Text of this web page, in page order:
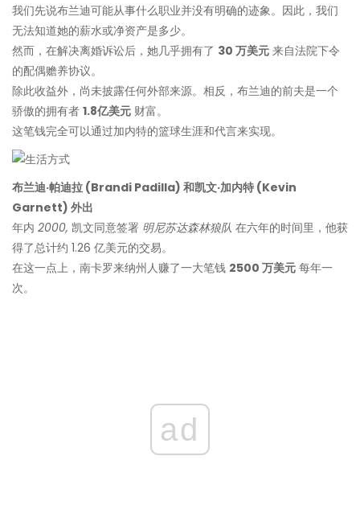
我们先说布兰迪可能从事什么职业并没有明确的迹象。因此，我们
无法知道她的薪水或净资产是多少。
然而，在解决离婚诉讼后，她几乎拥有了 30 万美元 来自法院下令
的配偶赡养协议。
除此收益外，尚未披露任何外部来源。相反，布兰迪的前夫是一个
骄傲的拥有者 1.8亿美元 财富。
这笔钱完全可以通过加内特的篮球生涯和代言来实现。
布兰迪·帕迪拉 (Brandi Padilla) 和凯文·加内特 (Kevin
Garnett) 外出
年内 2000, 凯文同意签署 明尼苏达森林狼队 在六年的时间里，他获
得了总计约 1.26 亿美元的交易。
在这一点上，南卡罗来纳州人赚了一大笔钱 2500 万美元 每年一
次。
ad